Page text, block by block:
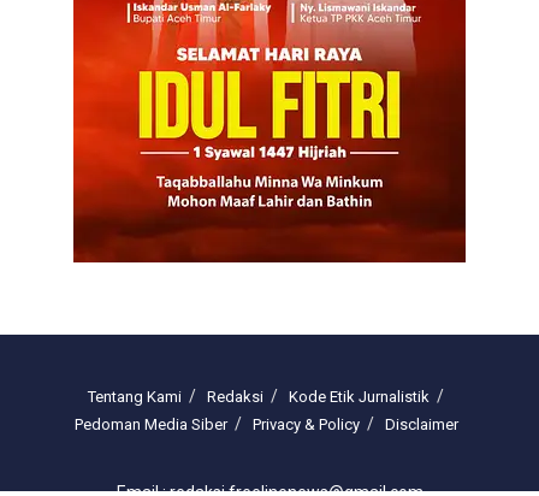
Tentang Kami Redaksi
Kode Etik Jurnalistik
Pedoman Media Siber
Privacy & Policy Disclaimer
Email : redaksi.freelinenews@gmail.com